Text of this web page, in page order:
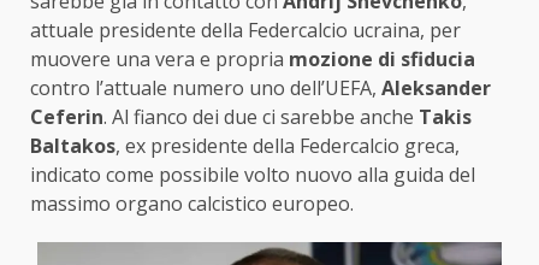
attuale presidente della Federcalcio ucraina, per
muovere una vera e propria mozione di sfiducia
contro l’attuale numero uno dell’UEFA, Aleksander
Ceferin. Al fianco dei due ci sarebbe anche Takis
Baltakos, ex presidente della Federcalcio greca,
indicato come possibile volto nuovo alla guida del
massimo organo calcistico europeo.